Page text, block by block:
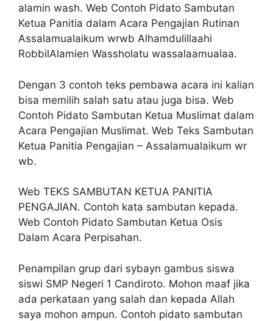
alamin wash. Web Contoh Pidato Sambutan
Ketua Panitia dalam Acara Pengajian Rutinan
Assalamualaikum wrwb Alhamdulillaahi
RobbilAlamien Wassholatu wassalaamualaa.
Dengan 3 contoh teks pembawa acara ini kalian
bisa memilih salah satu atau juga bisa. Web
Contoh Pidato Sambutan Ketua Muslimat dalam
Acara Pengajian Muslimat. Web Teks Sambutan
Ketua Panitia Pengajian – Assalamualaikum wr
wb.
Web TEKS SAMBUTAN KETUA PANITIA
PENGAJIAN. Contoh kata sambutan kepada.
Web Contoh Pidato Sambutan Ketua Osis
Dalam Acara Perpisahan.
Penampilan grup dari sybayn gambus siswa
siswi SMP Negeri 1 Candiroto. Mohon maaf jika
ada perkataan yang salah dan kepada Allah
saya mohon ampun. Contoh pidato sambutan